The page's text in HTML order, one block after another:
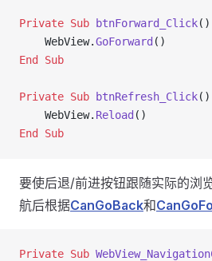
Private Sub btnForward_Click()
    WebView.
GoForward ()
End Sub
Private Sub btnRefresh_Click()
    WebView.
Reload ()
End Sub
要使后退/前进按钮跟随实际的浏
航后根据CanGoBack和
Private Sub